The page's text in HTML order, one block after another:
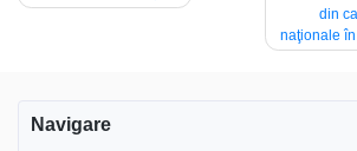
din
naţionale
Navigare